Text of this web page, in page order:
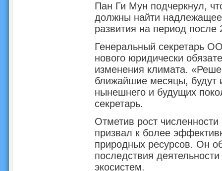
Пан Ги Мун подчеркнул,
должны найти надлежащее
развития на период после
Генеральный секретарь
нового юридически
изменения климата.
ближайшие месяцы, будут
нынешнего и будущих
секретарь.
Отметив рост
призвал к более
природных ресурсов. Он
последствия
экосистем.